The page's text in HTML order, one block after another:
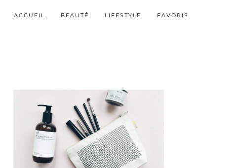
ACCUEIL BEAUTÉ LIFESTYLE FAVORIS